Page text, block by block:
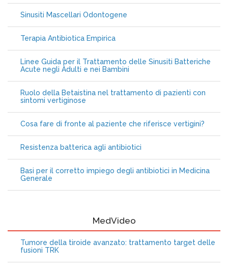
Sinusiti Mascellari Odontogene
Terapia Antibiotica Empirica
Linee Guida per il Trattamento delle Sinusiti Batteriche
Acute negli Adulti e nei Bambini
Ruolo della Betaistina nel trattamento di pazienti con
sintomi vertiginose
Cosa fare di fronte al paziente che riferisce vertigini?
Resistenza batterica agli antibiotici
Basi per il corretto impiego degli antibiotici in Medicina
Generale
MedVideo
Tumore della tiroide avanzato: trattamento target delle
fusioni TRK